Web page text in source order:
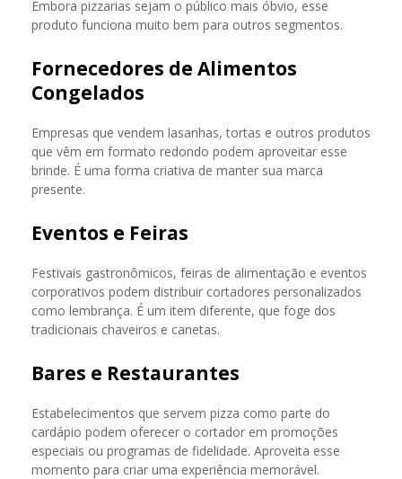
Embora pizzarias sejam o público mais óbvio, esse
produto funciona muito bem para outros segmentos.
Fornecedores de Alimentos
Congelados
Empresas que vendem lasanhas, tortas e outros produtos
que vêm em formato redondo podem aproveitar esse
brinde. É uma forma criativa de manter sua marca
presente.
Eventos e Feiras
Festivais gastronômicos, feiras de alimentação e eventos
corporativos podem distribuir cortadores personalizados
como lembrança. É um item diferente, que foge dos
tradicionais chaveiros e canetas.
Bares e Restaurantes
Estabelecimentos que servem pizza como parte do
cardápio podem oferecer o cortador em promoções
especiais ou programas de fidelidade. Aproveita esse
momento para criar uma experiência memorável.